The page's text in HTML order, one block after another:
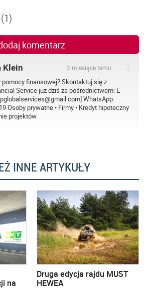
(1)
komentarz
Klein 2 miesiące temu
pomocy finansowej? Skontaktuj się z
Service już dziś za pośrednictwem: E-
WhatsApp:
Osoby prywatne • Firmy • Kredyt hipoteczny
projektów
INNE ARTYKUŁY
na
Druga edycja rajdu MUST
HEWEA